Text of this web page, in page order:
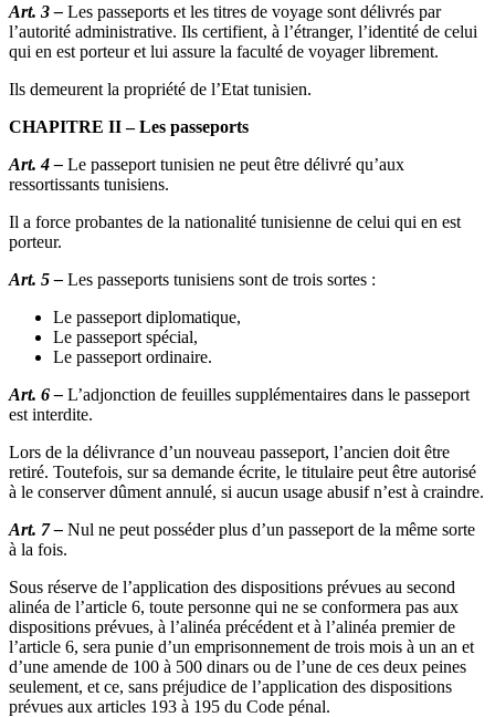
Art. 3 – Les passeports et les titres de voyage sont délivrés par
l’autorité administrative. Ils certifient, à l’étranger, l’identité de celui
qui en est porteur et lui assure la faculté de voyager librement.
Ils demeurent la propriété de l’Etat tunisien.
CHAPITRE II – Les passeports
Art. 4 – Le passeport tunisien ne peut être délivré qu’aux
ressortissants tunisiens.
Il a force probantes de la nationalité tunisienne de celui qui en est
porteur.
Art. 5 – Les passeports tunisiens sont de trois sortes :
Le passeport diplomatique,
Le passeport spécial,
Le passeport ordinaire.
Art. 6 – L’adjonction de feuilles supplémentaires dans le passeport
est interdite.
Lors de la délivrance d’un nouveau passeport, l’ancien doit être
retiré. Toutefois, sur sa demande écrite, le titulaire peut être autorisé
à le conserver dûment annulé, si aucun usage abusif n’est à craindre.
Art. 7 – Nul ne peut posséder plus d’un passeport de la même sorte
à la fois.
Sous réserve de l’application des dispositions prévues au second
alinéa de l’article 6, toute personne qui ne se conformera pas aux
dispositions prévues, à l’alinéa précédent et à l’alinéa premier de
l’article 6, sera punie d’un emprisonnement de trois mois à un an et
d’une amende de 100 à 500 dinars ou de l’une de ces deux peines
seulement, et ce, sans préjudice de l’application des dispositions
prévues aux articles 193 à 195 du Code pénal.